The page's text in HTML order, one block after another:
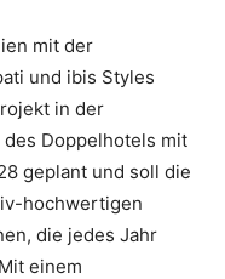
mit der
und ibis Styles
in der
Doppelhotels mit
geplant und soll die
hochwertigen
die jedes Jahr
einem